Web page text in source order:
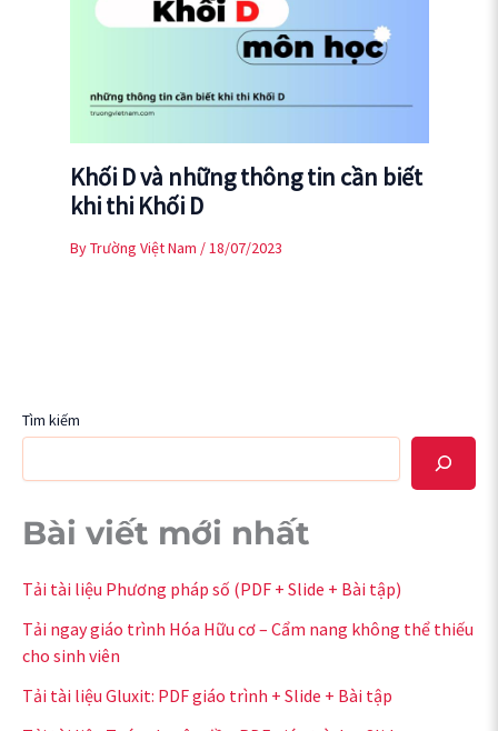
Khối D và những thông tin cần biết
khi thi Khối D
ByTrường Việt Nam / 18/07/2023
Tìm kiếm
Bài viết mới nhất
Tải tài liệu Phương pháp số (PDF + Slide + Bài tập)
Tải ngay giáo trình Hóa Hữu cơ – Cẩm nang không thể thiếu
cho sinh viên
Tải tài liệu Gluxit: PDF giáo trình + Slide + Bài tập